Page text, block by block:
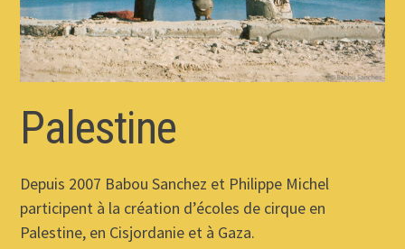
Palestine
Depuis 2007 Babou Sanchez et Philippe Michel
participent à la création d’écoles de cirque en
Palestine, en Cisjordanie et à Gaza.